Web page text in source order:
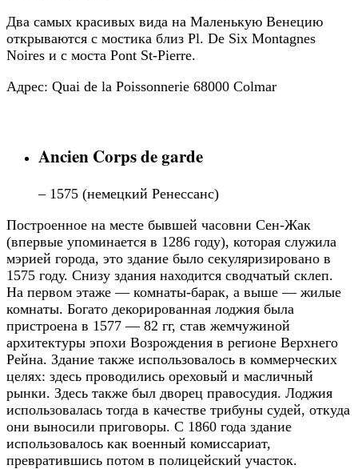
Два самых красивых вида на Маленькую Венецию
открываются с мостика близ Pl. De Six Montagnes
Noires и с моста Pont St-Pierre.
Адрес: Quai de la Poissonnerie 68000 Colmar
Ancien Corps de garde
– 1575 (немецкий Ренессанс)
Построенное на месте бывшей часовни Сен-Жак
(впервые упоминается в 1286 году), которая служила
мэрией города, это здание было секуляризировано в
1575 году. Снизу здания находится сводчатый склеп.
На первом этаже — комнаты-барак, а выше — жилые
комнаты. Богато декорированная лоджия была
пристроена в 1577 — 82 гг, став жемчужиной
архитектуры эпохи Возрождения в регионе Верхнего
Рейна. Здание также использовалось в коммерческих
целях: здесь проводились ореховый и масличный
рынки. Здесь также был дворец правосудия. Лоджия
использовалась тогда в качестве трибуны судей, откуда
они выносили приговоры. С 1860 года здание
использовалось как военный комиссариат,
превратившись потом в полицейский участок.